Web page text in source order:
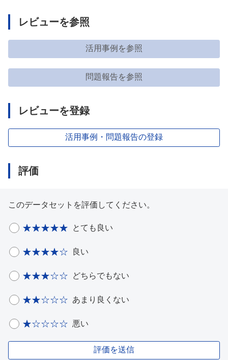
レビューを参照
活用事例を参照
問題報告を参照
レビューを登録
活用事例・問題報告の登録
評価
このデータセットを評価してください。
とても良い
良い
どちらでもない
あまり良くない
悪い
評価を送信